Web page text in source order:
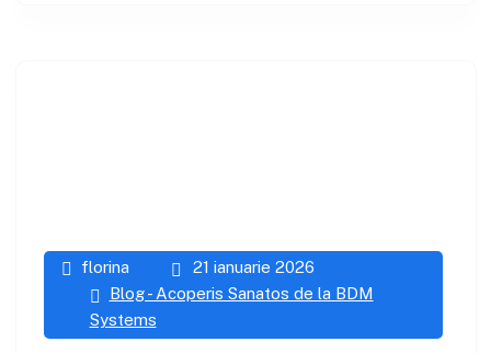
florina
21 ianuarie 2026
Blog - Acoperis Sanatos de la BDM
Systems